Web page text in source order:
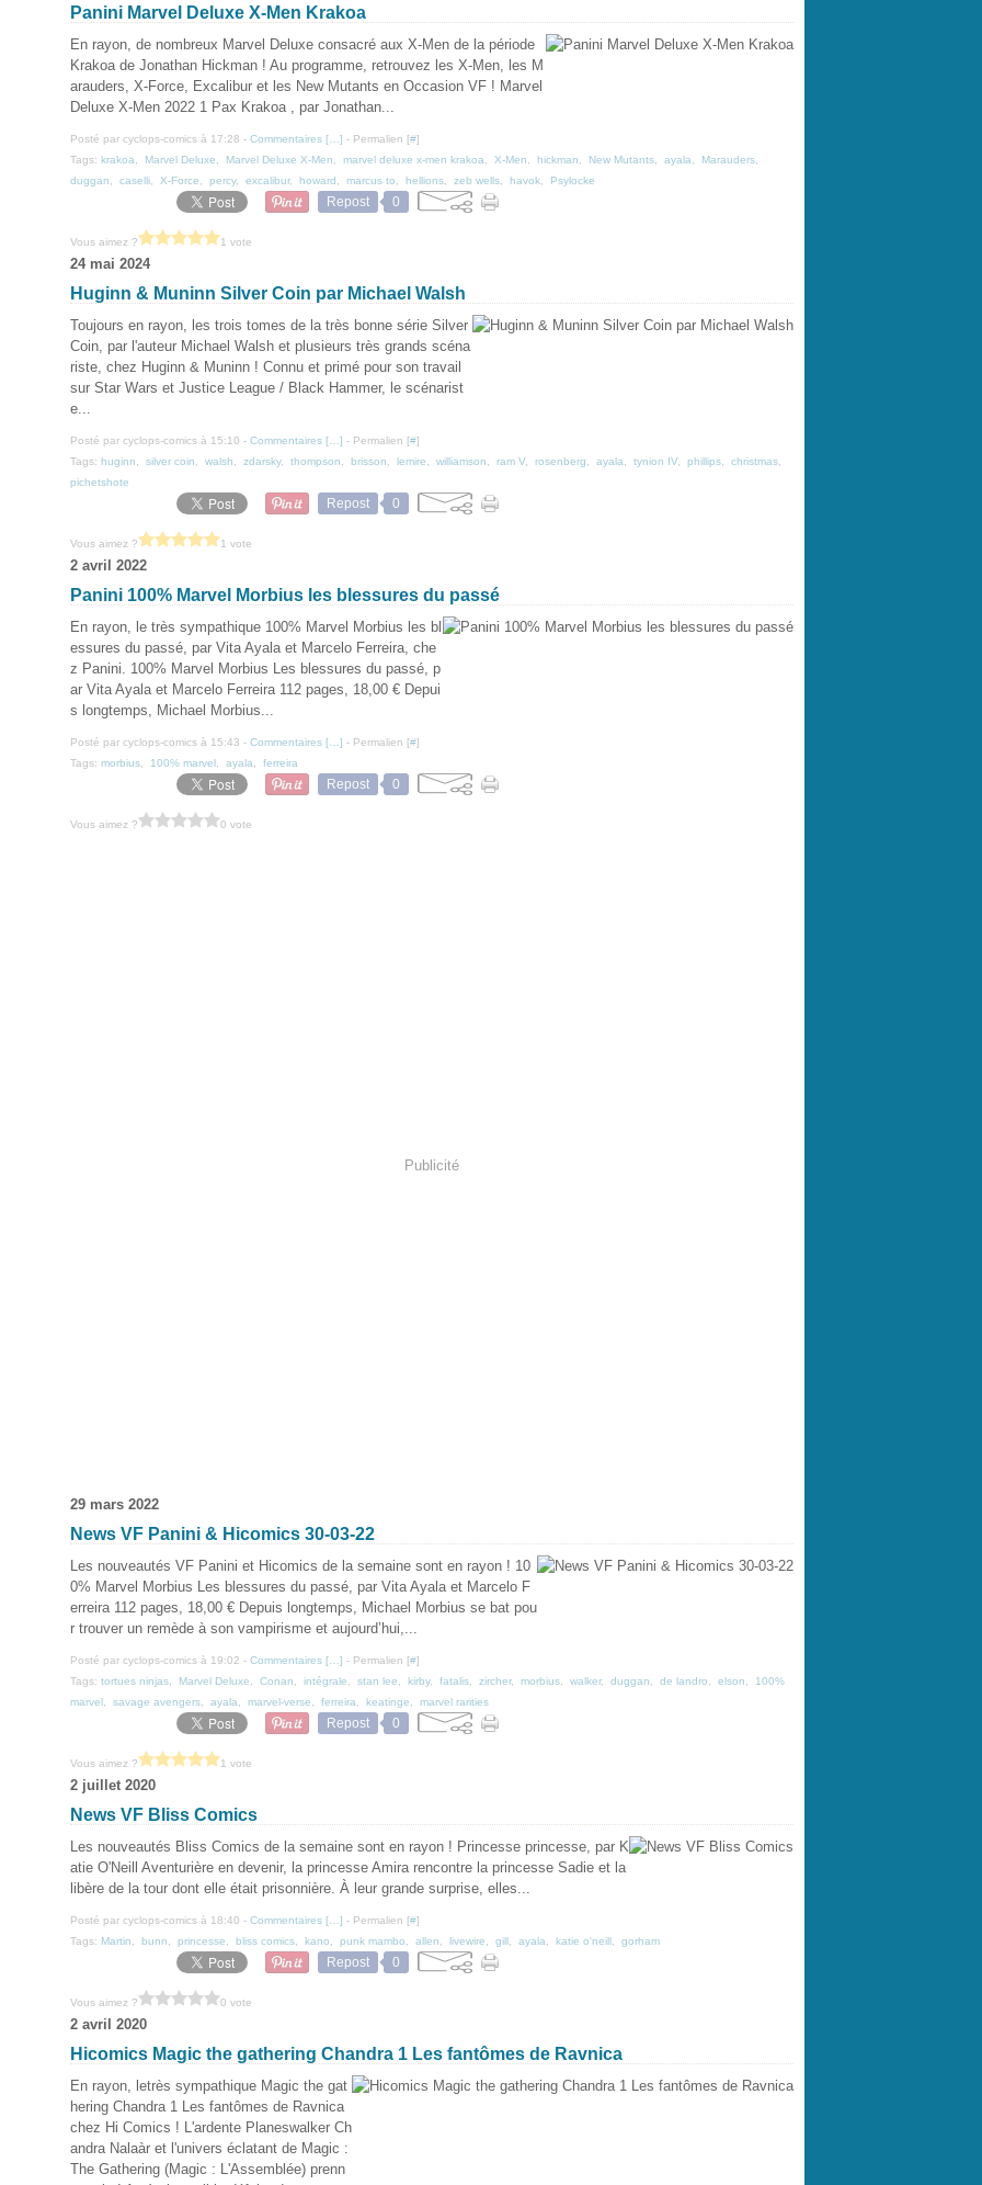
Panini Marvel Deluxe X-Men Krakoa
En rayon, de nombreux Marvel Deluxe consacré aux X-Men de la période
Krakoa de Jonathan Hickman ! Au programme, retrouvez les X-Men, les M
arauders, X-Force, Excalibur et les New Mutants en Occasion VF ! Marvel
Deluxe X-Men 2022 1 Pax Krakoa , par Jonathan...
Posté par cyclops-comics à 17:28 - Commentaires [ ] - Permalien [#]
Tags: krakoa Marvel Deluxe Marvel Deluxe X-Men marvel deluxe x-men krakoa X-Men hickman New Mutants ayala Marauders
duggan
caselli X-Force percy, excalibur, howard marcus to hellions zeb wells havok Psylocke
Repost 0
Vous aimez ? 1 vote
24 mai 2024
Huginn & Muninn Silver Coin par Michael Walsh
Toujours en rayon, les trois tomes de la très bonne série Silver
Coin, par l'auteur Michael Walsh et plusieurs très grands scéna
riste, chez Huginn & Muninn ! Connu et primé pour son travail
sur Star Wars et Justice League / Black Hammer, le scénarist
e...
Posté par cyclops-comics à 15:10 - Commentaires [ ] - Permalien [#]
Tags: huginn silver coin walsh zdarsky, thompson brisson lemire williamson ram V, rosenberg ayala tynion IV, phillips christmas
pichetshote
Repost 0
Vous aimez ? 1 vote
2 avril 2022
Panini 100% Marvel Morbius les blessures du passé
En rayon, le très sympathique 100% Marvel Morbius les bl
essures du passé, par Vita Ayala et Marcelo Ferreira, che
z Panini. 100% Marvel Morbius Les blessures du passé, p
ar Vita Ayala et Marcelo Ferreira 112 pages, 18,00 € Depui
s longtemps, Michael Morbius...
Posté par cyclops-comics à 15:43 - Commentaires [ ] - Permalien [#]
Tags: morbius 100% marvel ayala ferreira
Repost 0
Vous aimez ? 0 vote
Publicité
29 mars 2022
News VF Panini & Hicomics 30-03-22
Les nouveautés VF Panini et Hicomics de la semaine sont en rayon ! 10
0% Marvel Morbius Les blessures du passé, par Vita Ayala et Marcelo F
erreira 112 pages, 18,00 € Depuis longtemps, Michael Morbius se bat pou
r trouver un remède à son vampirisme et aujourd’hui,...
Posté par cyclops-comics à 19:02 - Commentaires [ ] - Permalien [#]
Tags: tortues ninjas Marvel Deluxe Conan intégrale stan lee kirby, fatalis zircher, morbius walker, duggan de landro elson
100%
marvel
savage avengers ayala marvel-verse ferreira keatinge marvel rarities
Repost 0
Vous aimez ? 1 vote
2 juillet 2020
News VF Bliss Comics
Les nouveautés Bliss Comics de la semaine sont en rayon ! Princesse princesse, par K
atie O'Neill Aventurière en devenir, la princesse Amira rencontre la princesse Sadie et la
libère de la tour dont elle était prisonnière. À leur grande surprise, elles...
Posté par cyclops-comics à 18:40 - Commentaires [ ] - Permalien [#]
Tags: Martin bunn princesse bliss comics kano punk mambo allen livewire gill ayala katie o'neill gorham
Repost 0
Vous aimez ? 0 vote
2 avril 2020
Hicomics Magic the gathering Chandra 1 Les fantômes de Ravnica
En rayon, letrès sympathique Magic the gat
hering Chandra 1 Les fantômes de Ravnica
chez Hi Comics ! L'ardente Planeswalker Ch
andra Nalaàr et l'univers éclatant de Magic :
The Gathering (Magic : L'Assemblée) prenn